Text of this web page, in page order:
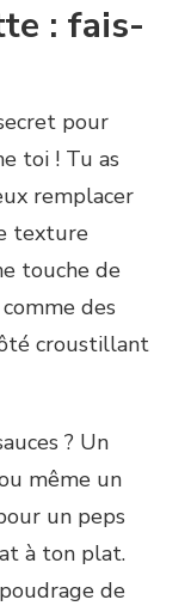
: fais-
pour
toi ! Tu as
remplacer
texture
touche de
des
croustillant
? Un
même un
un peps
à ton plat.
de